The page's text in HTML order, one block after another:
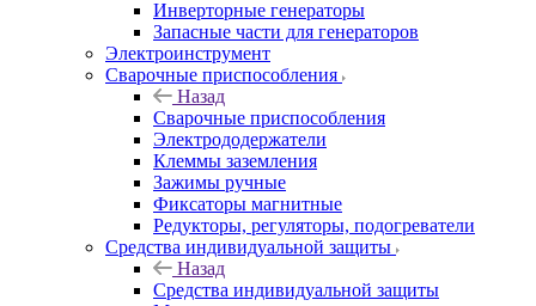
Инверторные генераторы
Запасные части для генераторов
Электроинструмент
Сварочные приспособления
Назад
Сварочные приспособления
Электрододержатели
Клеммы заземления
Зажимы ручные
Фиксаторы магнитные
Редукторы, регуляторы, подогреватели
Средства индивидуальной защиты
Назад
Средства индивидуальной защиты